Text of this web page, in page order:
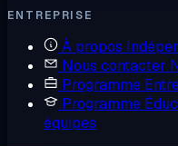
ENTREPRISE
À propos
Nous contacter
Programme
Programme
équipes